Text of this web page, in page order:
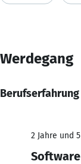
Werdegang
Berufserfahrung
2 Jahre und